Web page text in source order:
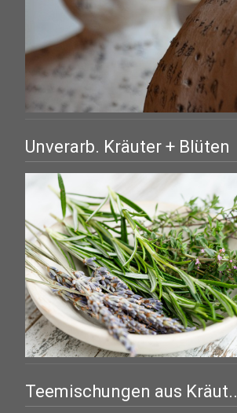
Unverarb. Kräuter + Blüten
Teemischungen aus Kräut..